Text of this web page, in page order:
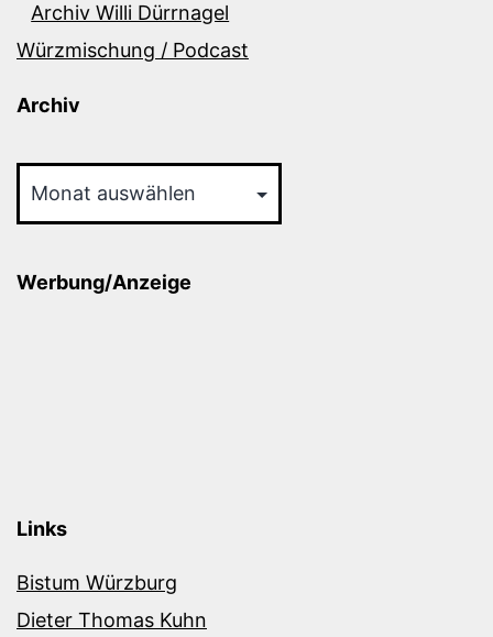
Archiv Willi Dürrnagel
Würzmischung / Podcast
Archiv
Werbung/Anzeige
Links
Bistum Würzburg
Dieter Thomas Kuhn